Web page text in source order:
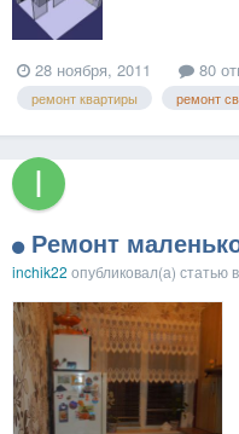
28 ноября, 2011 80
ремонт квартиры ремонт
Ремонт
inchik22 опубликовал(а) статью в